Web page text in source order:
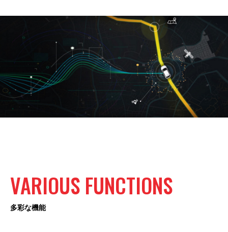
VARIOUS FUNCTIONS
多彩な機能